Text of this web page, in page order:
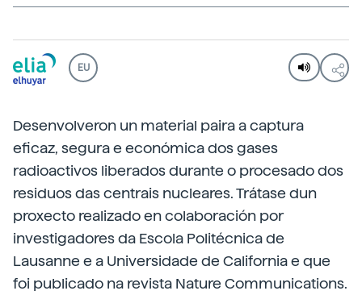
EU
Desenvolveron un material paira a captura
eficaz, segura e económica dos gases
radioactivos liberados durante o procesado dos
residuos das centrais nucleares. Trátase dun
proxecto realizado en colaboración por
investigadores da Escola Politécnica de
Lausanne e a Universidade de California e que
foi publicado na revista Nature Communications.